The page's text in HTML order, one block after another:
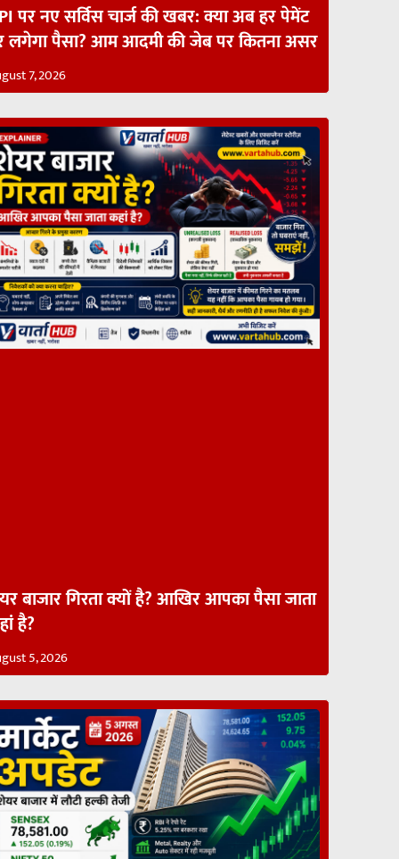
पर नए सर्विस चार्ज की खबर: क्या अब हर पेमेंट
लगेगा पैसा? आम आदमी की जेब पर कितना असर
7, 2026
बाजार गिरता क्यों है? आखिर आपका पैसा जाता
है?
5, 2026